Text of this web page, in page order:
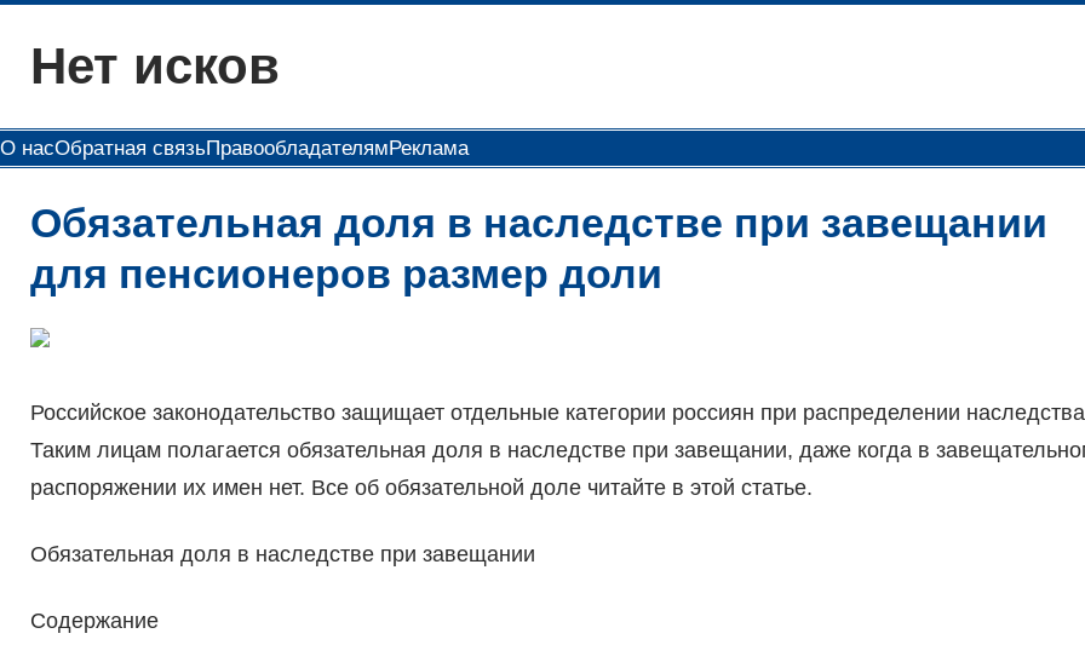
содержимому
Нет исков
О насОбратная связьПравообладателямРеклама
Обязательная доля в наследстве при завещании
для пенсионеров размер доли
Российское законодательство защищает отдельные категории россиян при распределении
Таким лицам полагается обязательная доля в наследстве при завещании, даже когда в
распоряжении их имен нет. Все об обязательной доле читайте в этой статье.
Обязательная доля в наследстве при завещании
Содержание